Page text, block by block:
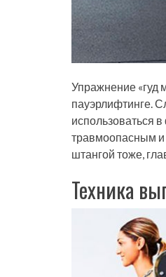
Упражнение «гуд
пауэрлифтинге.
использоваться
травмоопасным и
штангой тоже,
Техника